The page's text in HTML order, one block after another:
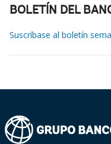
BOLETÍN DEL
Suscríbase al boletín